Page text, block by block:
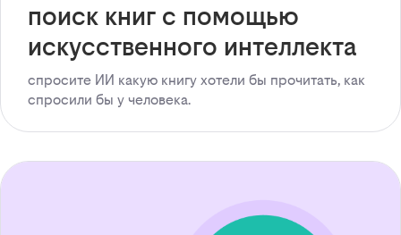
поиск книг с помощью
искусственного интеллекта
спросите ИИ какую книгу хотели бы прочитать, как
спросили бы у человека.